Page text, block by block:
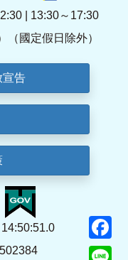
| 13:30～17:30
（國定假日除外）
宣告